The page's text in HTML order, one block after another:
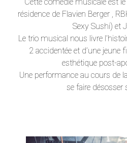
résidence de Flavien Berger ,
Sexy Sushi) et
Le trio musical nous livre
2 accidentée et d’une jeune
esthétique post-
Une performance au cours de
se faire désosser